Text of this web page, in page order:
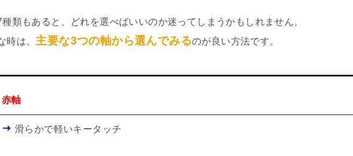
類もあると、どれを選べばいいのか迷ってしまうかもしれません。
時は、 主要な3つの軸から選んでみるのが良い方法です。
赤軸
滑らかで軽いキータッチ